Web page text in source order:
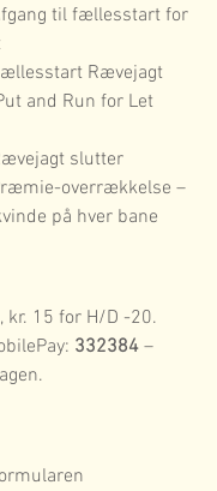
til fællesstart for
Rævejagt
and Run for Let
slutter
overrækkelse –
på hver bane
kr. 15 for H/D -20.
332384 –